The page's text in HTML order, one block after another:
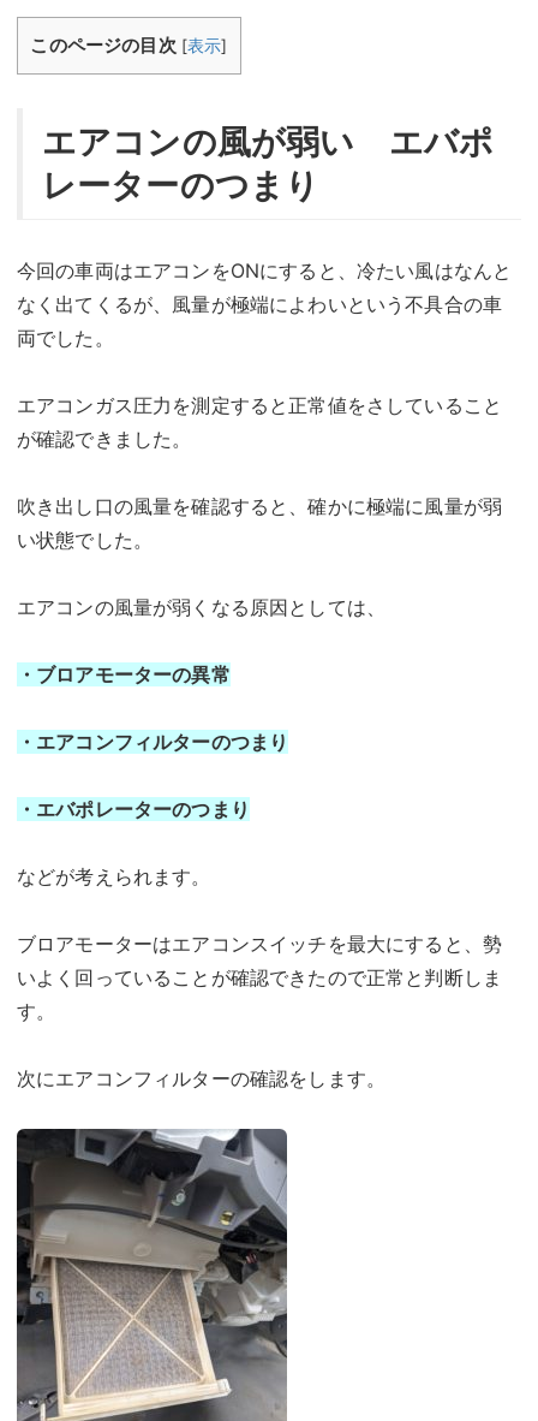
このページの目次 [表示]
エアコンの風が弱い エバポ
レーターのつまり
今回の車両はエアコンをONにすると、冷たい風はなんと
なく出てくるが、風量が極端によわいという不具合の車
両でした。
エアコンガス圧力を測定すると正常値をさしていること
が確認できました。
吹き出し口の風量を確認すると、確かに極端に風量が弱
い状態でした。
エアコンの風量が弱くなる原因としては、
・ブロアモーターの異常
・エアコンフィルターのつまり
・エバポレーターのつまり
などが考えられます。
ブロアモーターはエアコンスイッチを最大にすると、勢
いよく回っていることが確認できたので正常と判断しま
す。
次にエアコンフィルターの確認をします。